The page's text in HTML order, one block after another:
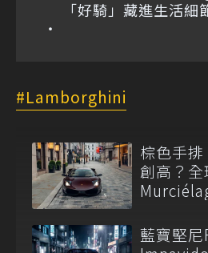
「好騎」藏進生活細
Lamborghini
棕色手
創高？
藍寶堅